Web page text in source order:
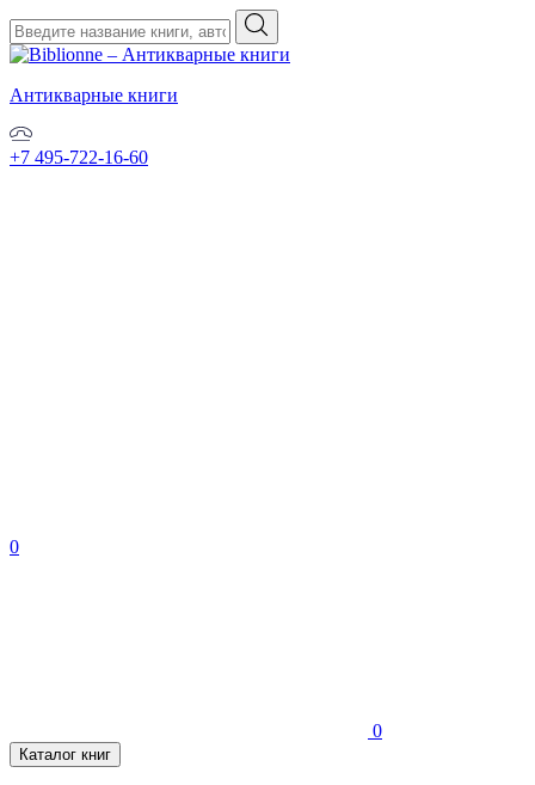
Антикварные книги
+7 495-722-16-60
0
0
Каталог книг